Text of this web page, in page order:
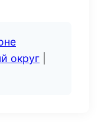
округ